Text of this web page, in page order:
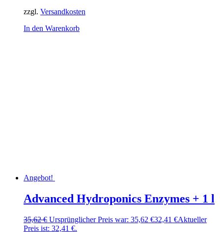
zzgl. Versandkosten
In den Warenkorb
Angebot!
Advanced Hydroponics Enzymes + 1 l
35,62€ Ursprünglicher Preis war: 35,62 €32,41 €Aktueller
Preis ist: 32,41 €.